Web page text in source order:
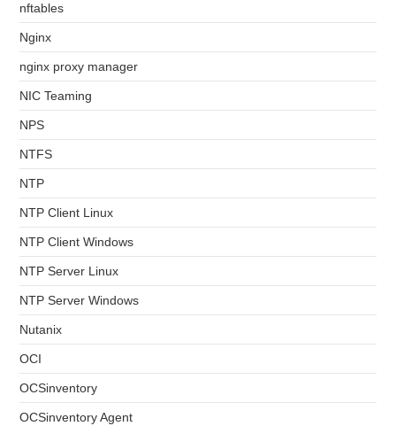
nftables
Nginx
nginx proxy manager
NIC Teaming
NPS
NTFS
NTP
NTP Client Linux
NTP Client Windows
NTP Server Linux
NTP Server Windows
Nutanix
OCI
OCSinventory
OCSinventory Agent